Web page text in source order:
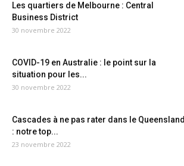
Les quartiers de Melbourne : Central
Business District
30 novembre 2022
COVID-19 en Australie : le point sur la
situation pour les...
30 novembre 2022
Cascades à ne pas rater dans le Queensland
: notre top...
23 novembre 2022